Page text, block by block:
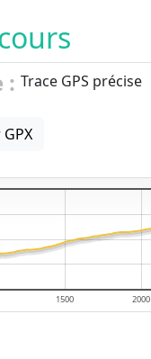
: Trace GPS précise
1500 2000